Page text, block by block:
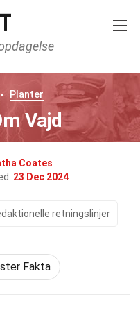
Planter
Vajd
Coates
23 Dec 2024
retningslinjer
Fakta